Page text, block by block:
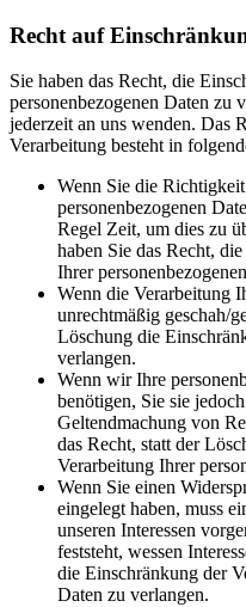
Recht auf
Sie haben das Recht, die
personenbezogenen Daten zu
jederzeit an uns wenden. Das
Verarbeitung besteht in
Wenn Sie die
personenbezogenen
Regel Zeit, um dies zu
haben Sie das Recht,
Ihrer
Wenn die Verarbeitung
unrechtmäßig geschah/
Löschung die
verlangen.
Wenn wir Ihre
benötigen, Sie sie
Geltendmachung von
das Recht, statt der
Verarbeitung Ihrer
Wenn Sie einen
eingelegt haben, muss
unseren Interessen
feststeht, wessen
die Einschränkung der
Daten zu verlangen.